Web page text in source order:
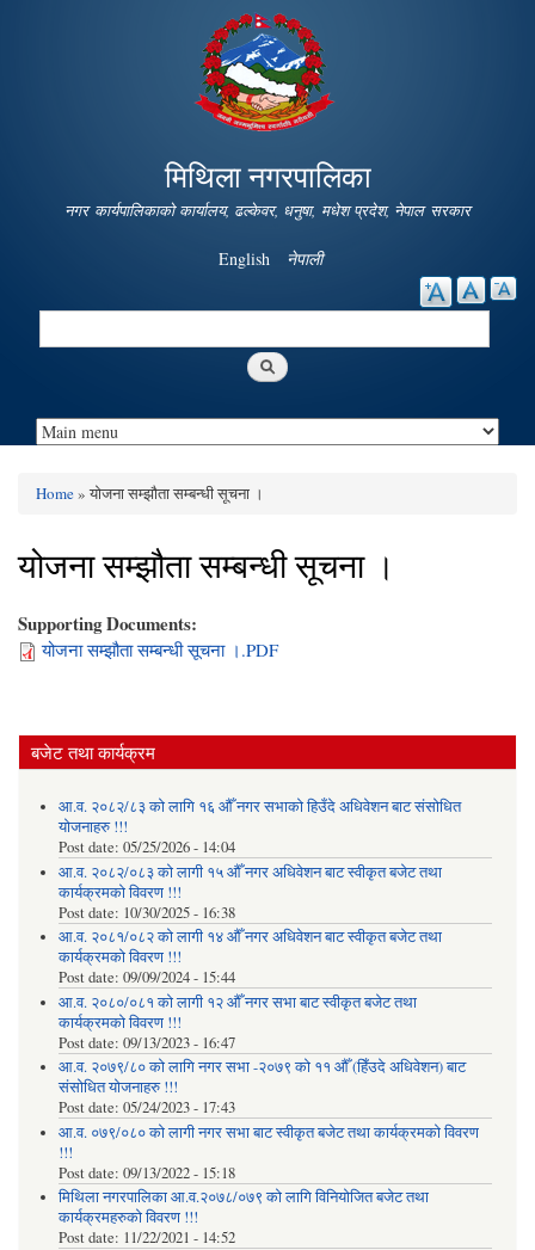
Skip to
main
content
मिथिला नगरपालिका
नगर कार्यपालिकाको कार्यालय, ढल्केवर, धनुषा, मधेश प्रदेश, नेपाल सरकार
English नेपाली
Search
Home» योजना सम्झौता सम्बन्धी सूचना ।
योजना सम्झौता सम्बन्धी सूचना ।
Supporting Documents:
योजना सम्झौता सम्बन्धी सूचना ।.PDF
बजेट तथा कार्यक्रम
आ.व. २०८२/८३ को लागि १६ औँ नगर सभाको हिउँदे अधिवेशन बाट संसोधित
योजनाहरु !!!
Post date: 05/25/2026 - 14:04
आ.व. २०८२/०८३ को लागी १५ औँ नगर अधिवेशन बाट स्वीकृत बजेट तथा
कार्यक्रमको विवरण !!!
Post date: 10/30/2025 - 16:38
आ.व. २०८१/०८२ को लागी १४ औँ नगर अधिवेशन बाट स्वीकृत बजेट तथा
कार्यक्रमको विवरण !!!
Post date: 09/09/2024 - 15:44
आ.व. २०८०/०८१ को लागी १२ औँ नगर सभा बाट स्वीकृत बजेट तथा
कार्यक्रमको विवरण !!!
Post date: 09/13/2023 - 16:47
आ.व. २०७९/८० को लागि नगर सभा -२०७९ को ११ औँ (हिँउदे अधिवेशन) बाट
संसोधित योजनाहरु !!!
Post date: 05/24/2023 - 17:43
आ.व. ०७९/०८० को लागी नगर सभा बाट स्वीकृत बजेट तथा कार्यक्रमको विवरण
!!!
Post date: 09/13/2022 - 15:18
मिथिला नगरपालिका आ.व.२०७८/०७९ को लागि विनियोजित बजेट तथा
कार्यक्रमहरुको विवरण !!!
Post date: 11/22/2021 - 14:52